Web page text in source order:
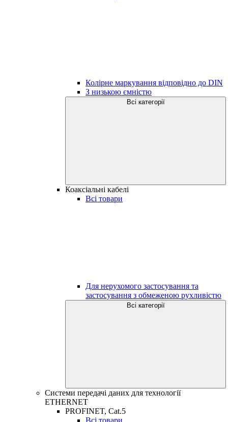
Колірне маркування відповідно до DIN
З низькою ємністю
Всі категорії
Коаксіальні кабелі
Всі товари
Для нерухомого застосування та
застосування з обмеженою рухливістю
Всі категорії
Системи передачі даних для технології
ETHERNET
PROFINET, Cat.5
Всі товари